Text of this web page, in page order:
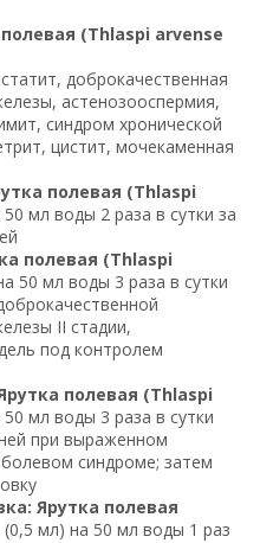
(Thlaspi arvense
доброкачественная
астенозооспермия,
синдром хронической
цистит, мочекаменная
полевая (Thlaspi
мл воды 2 раза в сутки за
полевая (Thlaspi
50 мл воды 3 раза в сутки
II стадии,
под контролем
полевая (Thlaspi
мл воды 3 раза в сутки
при выраженном
синдроме; затем
Ярутка полевая
(0,5 мл) на 50 мл воды 1 раз